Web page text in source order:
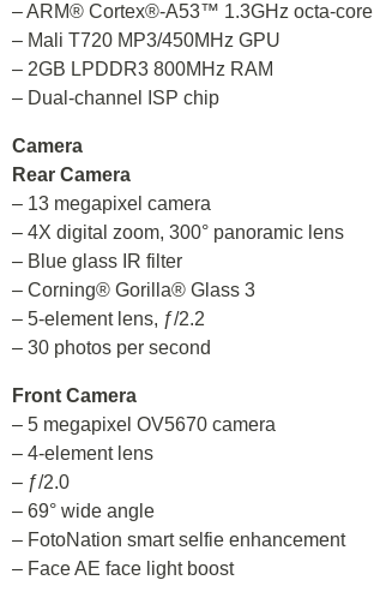
– ARM® Cortex®-A53™ 1.3GHz octa-core
– Mali T720 MP3/450MHz GPU
– 2GB LPDDR3 800MHz RAM
– Dual-channel ISP chip
Camera
Rear Camera
– 13 megapixel camera
– 4X digital zoom, 300° panoramic lens
– Blue glass IR filter
– Corning® Gorilla® Glass 3
– 5-element lens, ƒ/2.2
– 30 photos per second
Front Camera
– 5 megapixel OV5670 camera
– 4-element lens
– ƒ/2.0
– 69° wide angle
– FotoNation smart selfie enhancement
– Face AE face light boost